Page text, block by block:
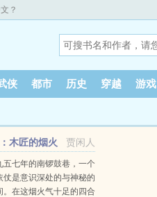
？
侠 都市 历史 穿越 游戏
贾闲人
木匠的烟火
五七年的南锣鼓巷，一个
仗是意识深处的与神秘的
。在这烟火气十足的四合